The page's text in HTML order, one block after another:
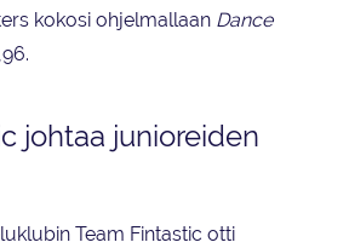
kokosi ohjelmallaan Dance
johtaa junioreiden
Team Fintastic otti